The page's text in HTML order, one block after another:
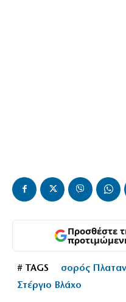
Προσθέστε
# TAGS
σορός
Στέργιο Βλάχο